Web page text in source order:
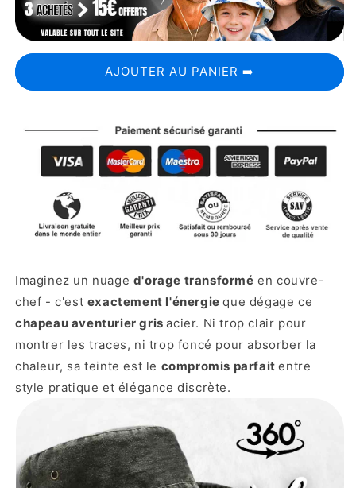
AJOUTER AU PANIER ➡️
Imaginez un nuage d'orage transformé en couvre-
chef - c'est exactement l'énergieque dégage ce
chapeau aventurier grisacier. Ni trop clair pour
montrer les traces, ni trop foncé pour absorber la
chaleur, sa teinte est le compromis parfaitentre
style pratique et élégance discrète.